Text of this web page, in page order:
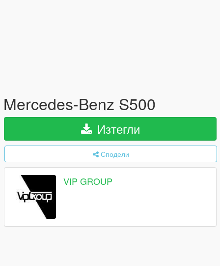
Mercedes-Benz S500
Изтегли
Сподели
VIP GROUP